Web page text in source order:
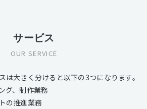
サービス
OUR SERVICE
は大きく分けると以下の3つになります。
グ、制作業務
の推進業務